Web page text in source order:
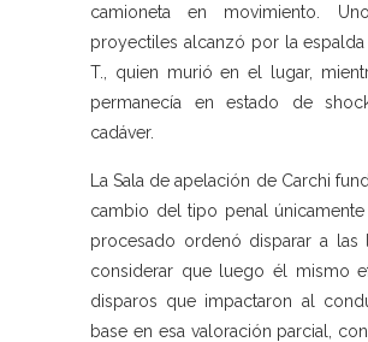
camioneta en movimiento.
proyectiles alcanzó por la
T., quien murió en el lugar,
permanecía en estado de
cadáver.
La Sala de apelación de Carchi
cambio del tipo penal
procesado ordenó disparar a las
considerar que luego él mismo
disparos que impactaron al
base en esa valoración parcial,